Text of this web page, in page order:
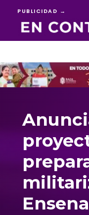
PUBLICIDAD →
Reproductor
de
vídeo